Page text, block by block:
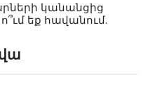
կանանցից
եք հավանում.